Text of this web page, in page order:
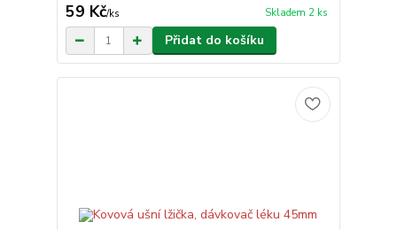
59 Kč/ks Skladem 2 ks
Přidat do košíku